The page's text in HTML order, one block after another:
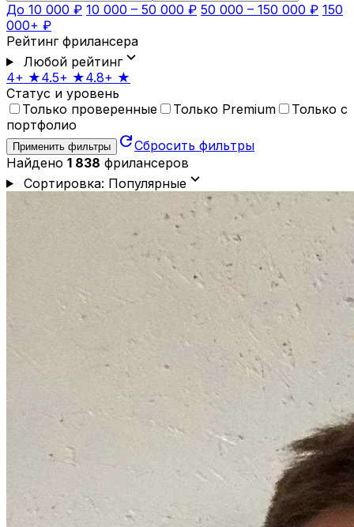
До 10 000 ₽ 10 000 – 50 000 ₽ 50 000 – 150 000 ₽ 150
000+ ₽
Рейтинг фрилансера
Любой рейтингexpand_more
4+ ★4.5+ ★4.8+ ★
Статус и уровень
Только проверенные
Только Premium
Только с
портфолио
Применить фильтры refreshСбросить фильтры
Найдено 1 838 фрилансеров
Сортировка: Популярныеexpand_more